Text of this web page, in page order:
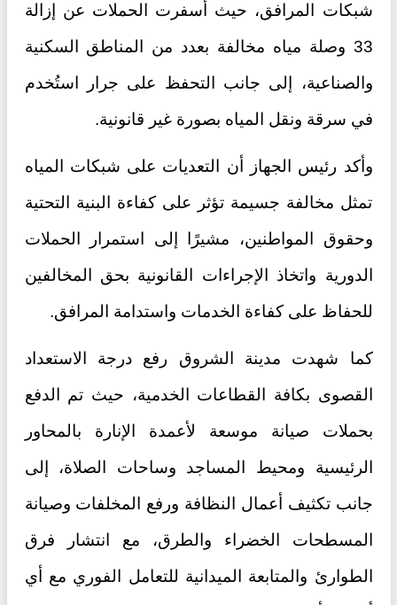
شبكات المرافق، حيث أسفرت الحملات عن إزالة
33 وصلة مياه مخالفة بعدد من المناطق السكنية
والصناعية، إلى جانب التحفظ على جرار استُخدم
في سرقة ونقل المياه بصورة غير قانونية.
وأكد رئيس الجهاز أن التعديات على شبكات المياه
تمثل مخالفة جسيمة تؤثر على كفاءة البنية التحتية
وحقوق المواطنين، مشيرًا إلى استمرار الحملات
الدورية واتخاذ الإجراءات القانونية بحق المخالفين
للحفاظ على كفاءة الخدمات واستدامة المرافق.
كما شهدت مدينة الشروق رفع درجة الاستعداد
القصوى بكافة القطاعات الخدمية، حيث تم الدفع
بحملات صيانة موسعة لأعمدة الإنارة بالمحاور
الرئيسية ومحيط المساجد وساحات الصلاة، إلى
جانب تكثيف أعمال النظافة ورفع المخلفات وصيانة
المسطحات الخضراء والطرق، مع انتشار فرق
الطوارئ والمتابعة الميدانية للتعامل الفوري مع أي